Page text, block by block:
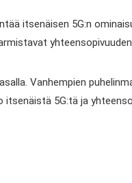
itsenäisen 5G:n
Vanhempien
5G:tä ja